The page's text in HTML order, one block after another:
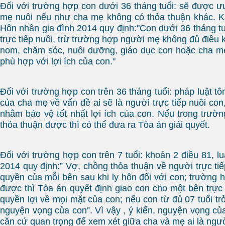
Đối với trường hợp con dưới 36 tháng tuổi: sẽ được
mẹ nuôi nếu như cha mẹ không có thỏa thuận khác.
Hôn nhân gia đình 2014 quy định:"Con dưới 36 tháng
trực tiếp nuôi, trừ trường hợp người mẹ không đủ điều
nom, chăm sóc, nuôi dưỡng, giáo dục con hoặc cha
phù hợp với lợi ích của con."
Đối với trường hợp con trên 36 tháng tuổi: pháp luật
của cha mẹ về vấn đề ai sẽ là người trực tiếp nuôi
nhằm bảo vệ tốt nhất lợi ích của con. Nếu trong
thỏa thuận được thì có thể đưa ra Tòa án giải quyết.
Đối với trường hợp con trên 7 tuổi: khoản 2 điều 81,
2014 quy định:” Vợ, chồng thỏa thuận về người trực
quyền của mỗi bên sau khi ly hôn đối với con; trường
được thì Tòa án quyết định giao con cho một bên
quyền lợi về mọi mặt của con; nếu con từ đủ 07 tuổi
nguyện vọng của con”. Vì vậy , ý kiến, nguyện vọng
căn cứ quan trọng để xem xét giữa cha và mẹ ai là